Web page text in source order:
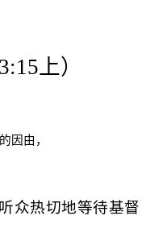
3:15上）
因由，
众热切地等待基督